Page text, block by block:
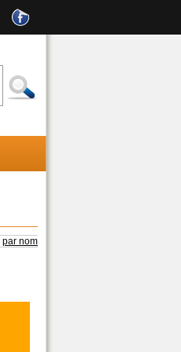
par nom